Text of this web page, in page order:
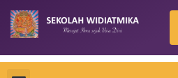
Skip
content